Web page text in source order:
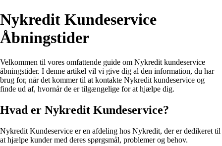
Nykredit Kundeservice
Åbningstider
Velkommen til vores omfattende guide om Nykredit kundeservice
åbningstider. I denne artikel vil vi give dig al den information, du har
brug for, når det kommer til at kontakte Nykredit kundeservice og
finde ud af, hvornår de er tilgængelige for at hjælpe dig.
Hvad er Nykredit Kundeservice?
Nykredit Kundeservice er en afdeling hos Nykredit, der er dedikeret til
at hjælpe kunder med deres spørgsmål, problemer og behov.